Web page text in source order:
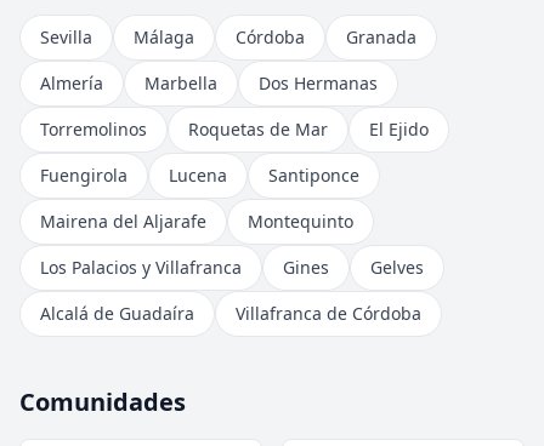
Sevilla Málaga Córdoba
Granada
Almería
Marbella
Dos Hermanas
Torremolinos
Roquetas de Mar
El Ejido
Fuengirola
Lucena
Santiponce
Mairena del Aljarafe
Montequinto
Los Palacios y Villafranca
Gines
Gelves
Alcalá de Guadaíra
Villafranca de Córdoba
Comunidades